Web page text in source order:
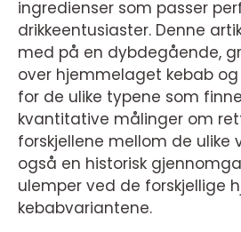
ingredienser som passer
drikkeentusiaster. Denne
med på en dybdegående,
over hjemmelaget kebab
for de ulike typene som
kvantitative målinger om
forskjellene mellom de ulike
også en historisk
ulemper ved de forskjellige
kebabvariantene.